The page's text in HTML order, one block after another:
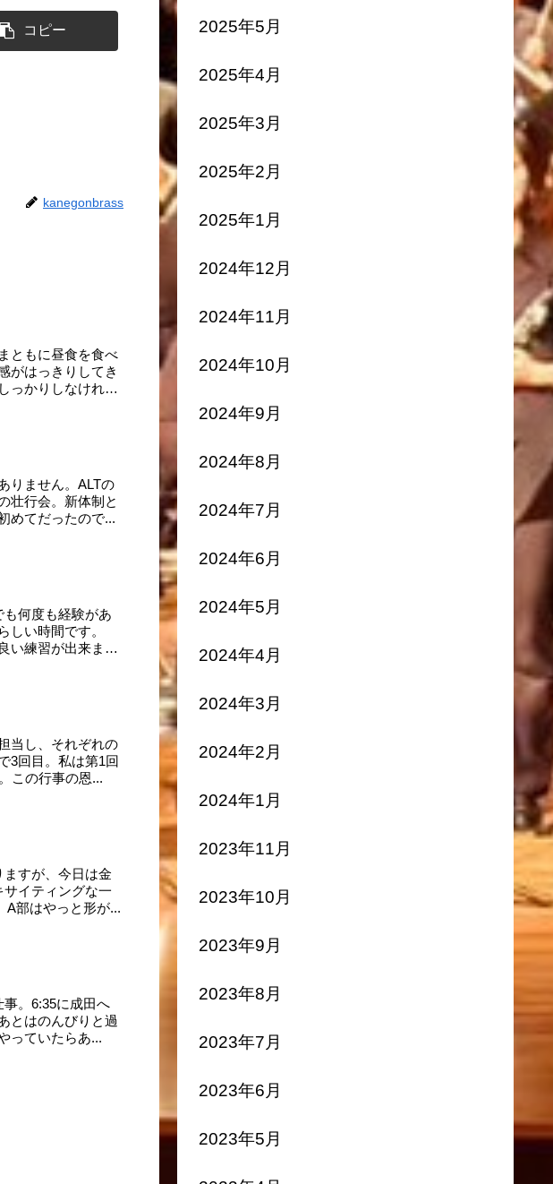
コピー
kanegonbrass
ともに昼食を食べ
がはっきりしてき
っかりしなけれ
りません。ALTの
壮行会。新体制と
めてだったので...
何度も経験があ
しい時間です。
い練習が出来ま
当し、それぞれの
3回目。私は第1回
この行事の恩...
すが、今日は金
イティングな一
部はやっと形が...
。6:35に成田へ
とはのんびりと過
っていたらあ...
2025年5月
2025年4月
2025年3月
2025年2月
2025年1月
2024年12月
2024年11月
2024年10月
2024年9月
2024年8月
2024年7月
2024年6月
2024年5月
2024年4月
2024年3月
2024年2月
2024年1月
2023年11月
2023年10月
2023年9月
2023年8月
2023年7月
2023年6月
2023年5月